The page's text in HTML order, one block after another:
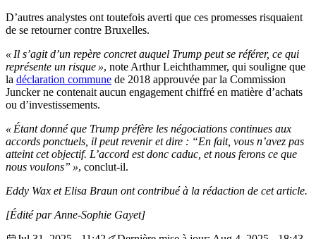
D’autres analystes ont toutefois averti que ces promesses risquaient
de se retourner contre Bruxelles.
« Il s’agit d’un repère concret auquel Trump peut se référer, ce qui
représente un risque », note Arthur Leichthammer, qui souligne que
la déclaration commune de 2018 approuvée par la Commission
Juncker ne contenait aucun engagement chiffré en matière d’achats
ou d’investissements.
« Étant donné que Trump préfère les négociations continues aux
accords ponctuels, il peut revenir et dire : “En fait, vous n’avez pas
atteint cet objectif. L’accord est donc caduc, et nous ferons ce que
nous voulons” », conclut-il.
Eddy Wax et Elisa Braun ont contribué à la rédaction de cet article.
[Édité par Anne-Sophie Gayet]